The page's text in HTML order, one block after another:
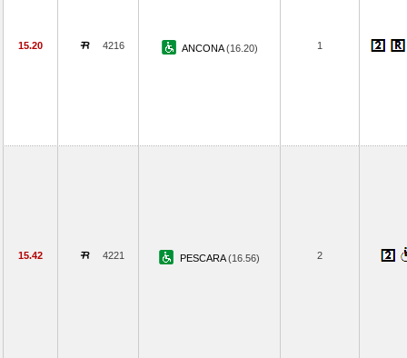
15.20 4216 ANCONA(16.20) 1
15.42 4221 PESCARA(16.56) 2